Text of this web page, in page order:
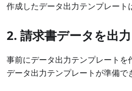
作成したデータ出力テンプレート
2. 請求書データを出
事前にデータ出力テンプレートを
データ出力テンプレートが準備